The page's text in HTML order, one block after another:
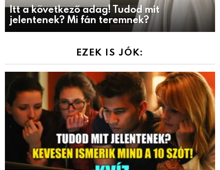
Itt a következő adag! Tudod mit
jelentenek? Mi fán teremnek?
EZEK IS JÓK: